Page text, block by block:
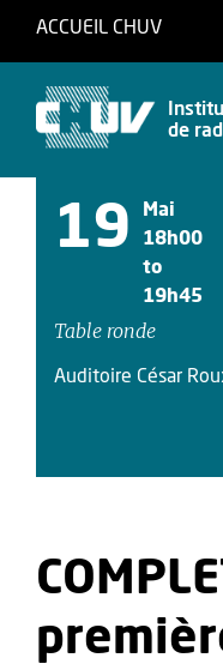
ACCUEIL CHUV
de
19
Mai
18h00
to
19h45
Table ronde
Auditoire César